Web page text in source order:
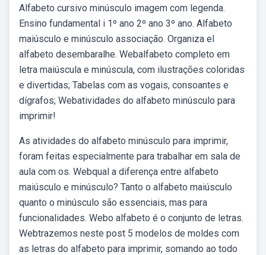
Alfabeto cursivo minúsculo imagem com legenda.
Ensino fundamental i 1º ano 2º ano 3º ano. Alfabeto
maiúsculo e minúsculo associação. Organiza el
alfabeto desembaralhe. Webalfabeto completo em
letra maiúscula e minúscula, com ilustrações coloridas
e divertidas; Tabelas com as vogais, consoantes e
dígrafos; Webatividades do alfabeto minúsculo para
imprimir!
As atividades do alfabeto minúsculo para imprimir,
foram feitas especialmente para trabalhar em sala de
aula com os. Webqual a diferença entre alfabeto
maiúsculo e minúsculo? Tanto o alfabeto maiúsculo
quanto o minúsculo são essenciais, mas para
funcionalidades. Webo alfabeto é o conjunto de letras.
Webtrazemos neste post 5 modelos de moldes com
as letras do alfabeto para imprimir, somando ao todo